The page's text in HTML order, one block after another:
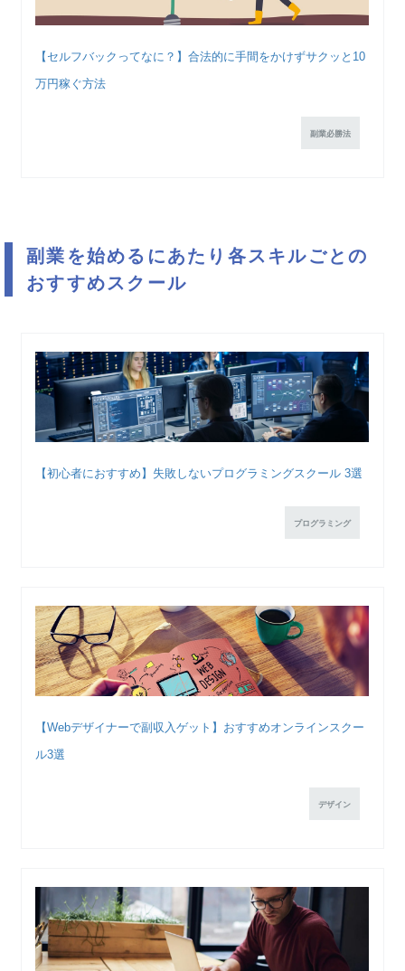
【セルフバックってなに？】合法的に手間をかけずサクッと10
万円稼ぐ方法
副業必勝法
副業を始めるにあたり各スキルごとの
おすすめスクール
【初心者におすすめ】失敗しないプログラミングスクール 3選
プログラミング
【Webデザイナーで副収入ゲット】おすすめオンラインスクー
ル3選
デザイン